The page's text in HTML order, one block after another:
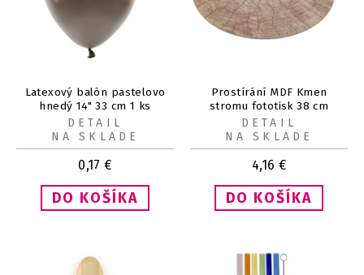
Latexový balón pastelovo
hnedý 14" 33 cm 1 ks
0,17 €
DETAIL
NA SKLADE
Prostírání MDF Kmen
stromu fototisk 38 cm
4,16 €
DETAIL
NA SKLADE